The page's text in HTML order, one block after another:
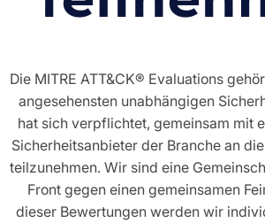
Die MITRE ATT&CK® Evaluations
angesehensten unabhängigen
hat sich verpflichtet, gemeinsam mit
Sicherheitsanbieter der Branche an
teilzunehmen. Wir sind eine
Front gegen einen gemeinsamen
dieser Bewertungen werden wir